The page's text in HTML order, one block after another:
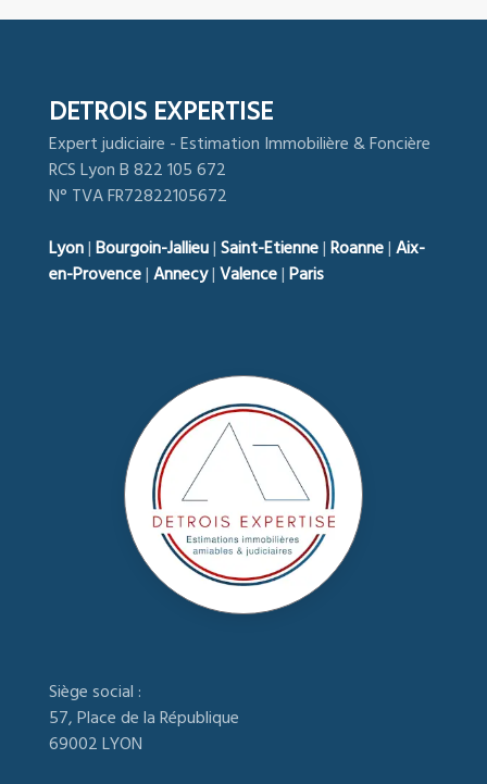
DETROIS EXPERTISE
Expert judiciaire - Estimation Immobilière & Foncière
RCS Lyon B 822 105 672
N° TVA FR72822105672
Lyon|Bourgoin-Jallieu|Saint-Etienne|Roanne|Aix-
en-Provence|Annecy|Valence|Paris
Siège social :
57, Place de la République
69002 LYON